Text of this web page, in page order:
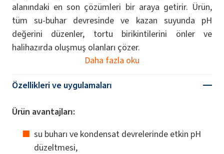
alanındaki en son çözümleri bir araya getirir. Ürün,
tüm su-buhar devresinde ve kazan suyunda pH
değerini düzenler, tortu birikintilerini önler ve
halihazırda oluşmuş olanları çözer.
Daha fazla oku
Özellikleri ve uygulamaları
Ürün avantajları:
su buharı ve kondensat devrelerinde etkin pH
düzeltmesi,